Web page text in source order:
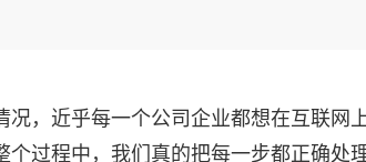
，近乎每一个公司企业都想在互联网
过程中，我们真的把每一步都正确处